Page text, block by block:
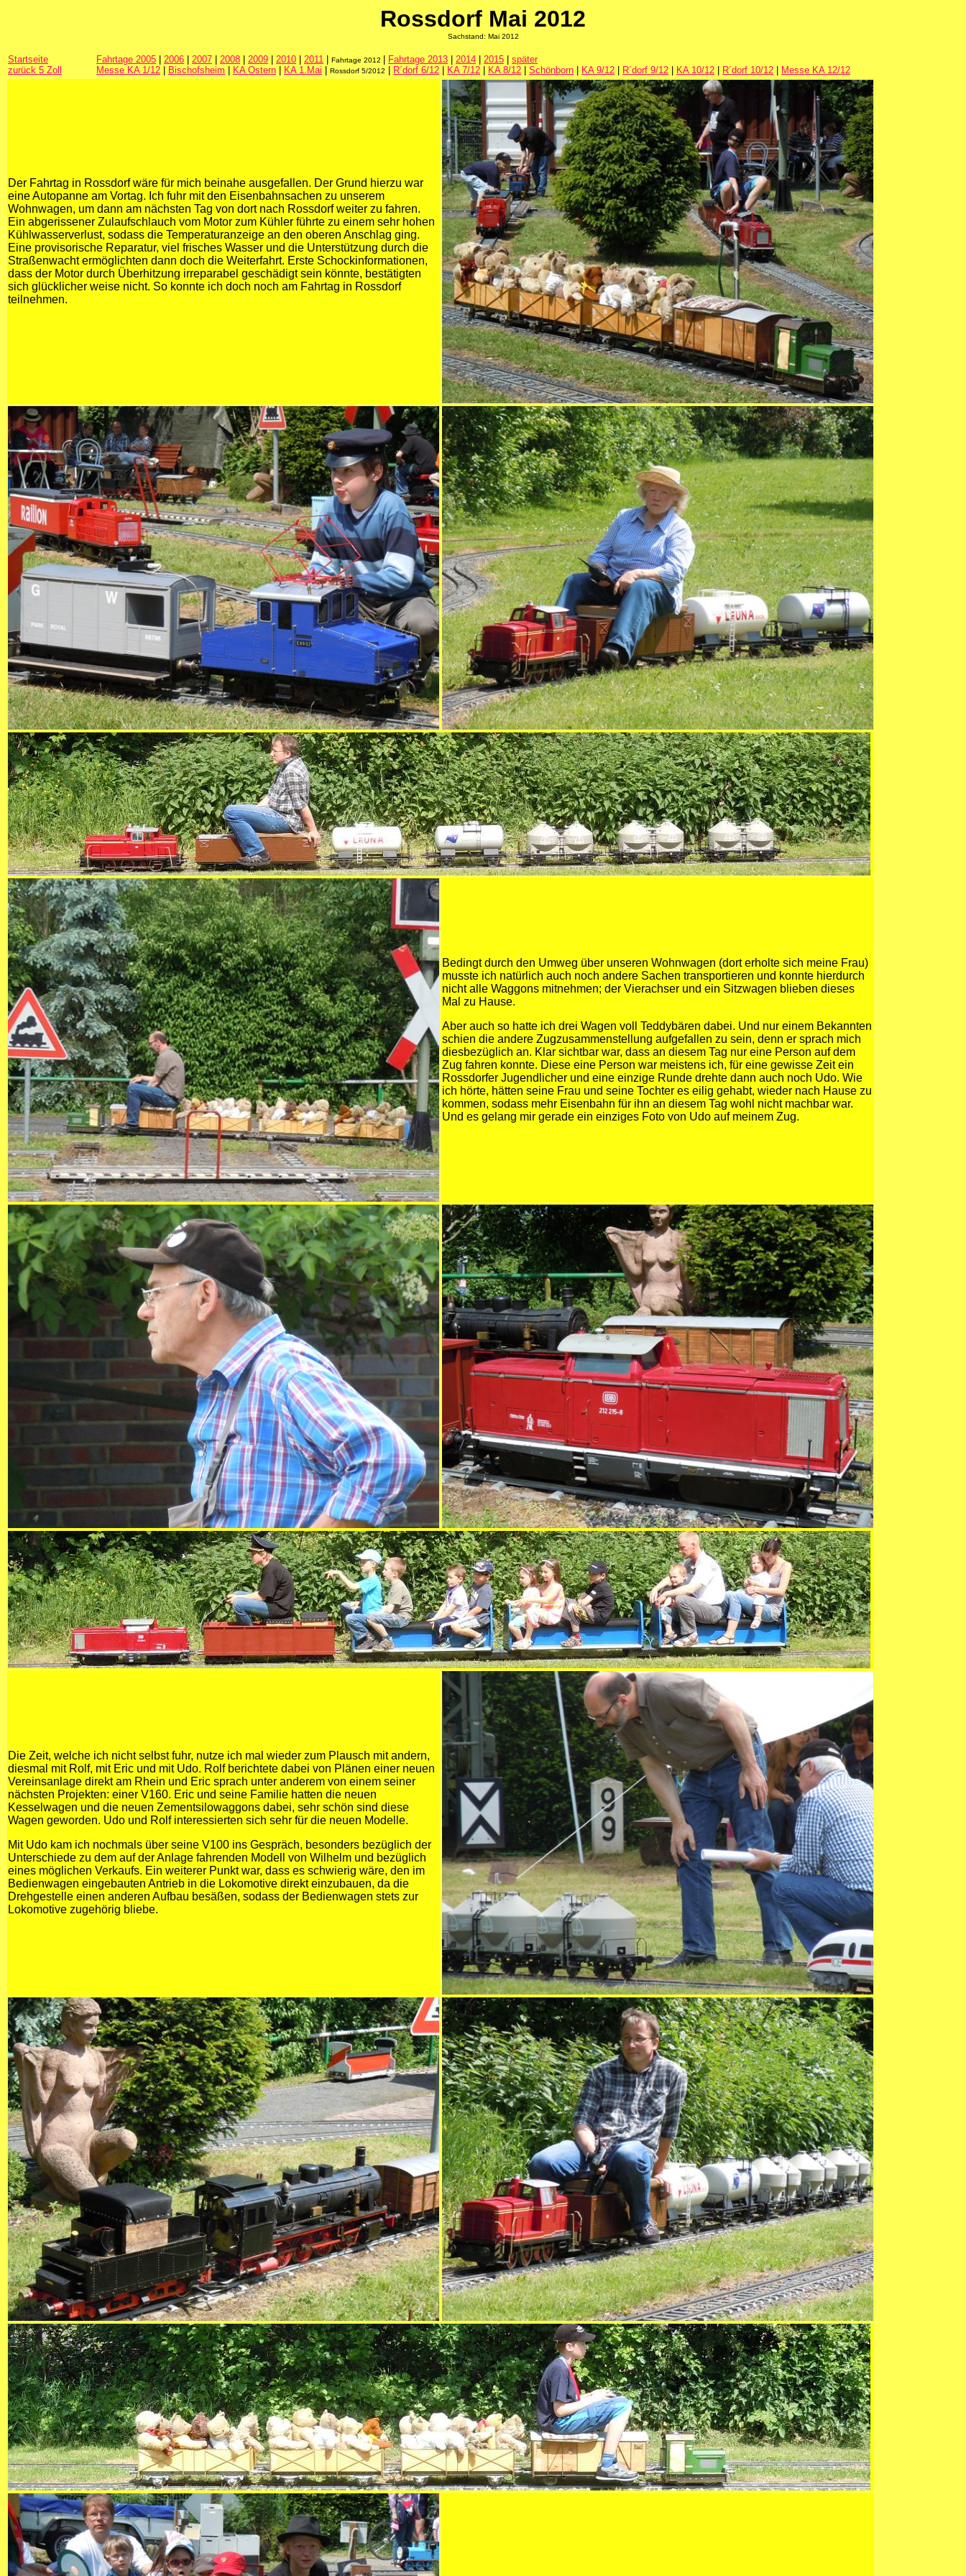
Rossdorf Mai 2012
Sachstand: Mai 2012
Startseite
zurück 5 Zoll
Fahrtage 2005 2006 2007 2008 2009 2010 2011 Fahrtage 2012 Fahrtage 2013 2014 2015
später
Messe KA 1/12
Bischofsheim KA Ostern KA 1.Mai Rossdorf 5/2012 R´dorf 6/12 KA 7/12 KA 8/12 Schönborn KA 9/12 R´dorf 9/12 KA 10/12 R´dorf 10/12 Messe KA 12/12
Der Fahrtag in Rossdorf wäre für mich beinahe ausgefallen. Der Grund hierzu war
eine Autopanne am Vortag. Ich fuhr mit den Eisenbahnsachen zu unserem
Wohnwagen, um dann am nächsten Tag von dort nach Rossdorf weiter zu fahren.
Ein abgerissener Zulaufschlauch vom Motor zum Kühler führte zu einem sehr hohen
Kühlwasserverlust, sodass die Temperaturanzeige an den oberen Anschlag ging.
Eine provisorische Reparatur, viel frisches Wasser und die Unterstützung durch die
Straßenwacht ermöglichten dann doch die Weiterfahrt. Erste Schockinformationen,
dass der Motor durch Überhitzung irreparabel geschädigt sein könnte, bestätigten
sich glücklicher weise nicht. So konnte ich doch noch am Fahrtag in Rossdorf
teilnehmen.
Bedingt durch den Umweg über unseren Wohnwagen (dort erholte sich meine Frau)
musste ich natürlich auch noch andere Sachen transportieren und konnte hierdurch
nicht alle Waggons mitnehmen; der Vierachser und ein Sitzwagen blieben dieses
Mal zu Hause.
Aber auch so hatte ich drei Wagen voll Teddybären dabei. Und nur einem Bekannten
schien die andere Zugzusammenstellung aufgefallen zu sein, denn er sprach mich
diesbezüglich an. Klar sichtbar war, dass an diesem Tag nur eine Person auf dem
Zug fahren konnte. Diese eine Person war meistens ich, für eine gewisse Zeit ein
Rossdorfer Jugendlicher und eine einzige Runde drehte dann auch noch Udo. Wie
ich hörte, hätten seine Frau und seine Tochter es eilig gehabt, wieder nach Hause zu
kommen, sodass mehr Eisenbahn für ihn an diesem Tag wohl nicht machbar war.
Und es gelang mir gerade ein einziges Foto von Udo auf meinem Zug.
Die Zeit, welche ich nicht selbst fuhr, nutze ich mal wieder zum Plausch mit andern,
diesmal mit Rolf, mit Eric und mit Udo. Rolf berichtete dabei von Plänen einer neuen
Vereinsanlage direkt am Rhein und Eric sprach unter anderem von einem seiner
nächsten Projekten: einer V160. Eric und seine Familie hatten die neuen
Kesselwagen und die neuen Zementsilowaggons dabei, sehr schön sind diese
Wagen geworden. Udo und Rolf interessierten sich sehr für die neuen Modelle.
Mit Udo kam ich nochmals über seine V100 ins Gespräch, besonders bezüglich der
Unterschiede zu dem auf der Anlage fahrenden Modell von Wilhelm und bezüglich
eines möglichen Verkaufs. Ein weiterer Punkt war, dass es schwierig wäre, den im
Bedienwagen eingebauten Antrieb in die Lokomotive direkt einzubauen, da die
Drehgestelle einen anderen Aufbau besäßen, sodass der Bedienwagen stets zur
Lokomotive zugehörig bliebe.